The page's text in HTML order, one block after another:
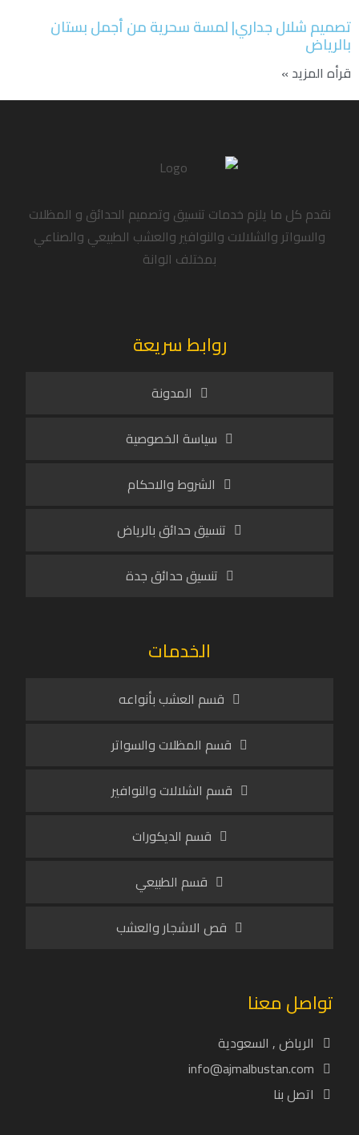
تصميم شلال جداري| لمسة سحرية من أجمل بستان
بالرياض
قرأه المزيد »
نقدم كل ما يلزم خدمات تنسيق وتصميم الحدائق و المظلات
والسواتر والشلالات والنوافير والعشب الطبيعي والصناعي
بمختلف الوانة
روابط سريعة
المدونة
سياسة الخصوصية
الشروط والاحكام
تنسيق حدائق بالرياض
تنسيق حدائق جدة
الخدمات
قسم العشب بأنواعه
قسم المظلات والسواتر
قسم الشلالات والنوافير
قسم الديكورات
قسم الطبيعي
قص الاشجار والعشب
تواصل معنا
الرياض , السعودية
info@ajmalbustan.com
اتصل بنا